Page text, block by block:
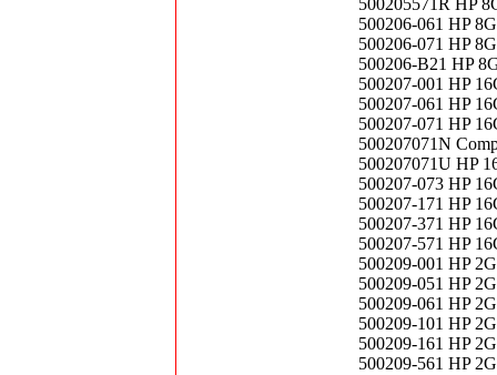
500205571R HP
500206-061 HP
500206-071 HP
500206-B21 HP
500207-001 HP
500207-061 HP
500207-071 HP
500207071N
500207071U HP
500207-073 HP
500207-171 HP
500207-371 HP
500207-571 HP
500209-001 HP
500209-051 HP
500209-061 HP
500209-101 HP
500209-161 HP
500209-561 HP